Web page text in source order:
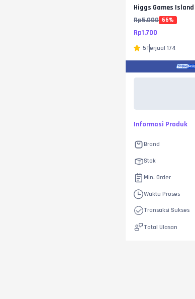
Higgs Games Island
Rp5.000 66%
Rp1.700
5Terjual 174
Informasi Produk
Brand
Stok
Min. Order
Waktu Proses
Transaksi Sukses
Total Ulasan